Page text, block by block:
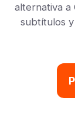
alternativa a
subtítulos